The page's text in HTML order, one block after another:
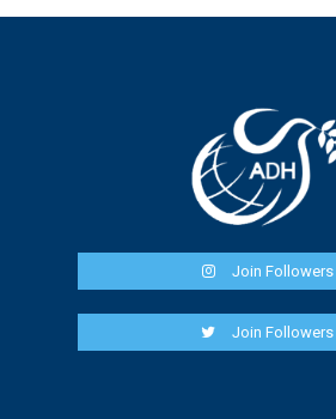
Join Followers
Join Followers